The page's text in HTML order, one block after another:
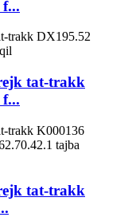
f...
tat-trakk
f...
tat-trakk